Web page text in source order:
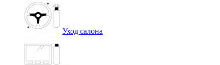
Уход салона